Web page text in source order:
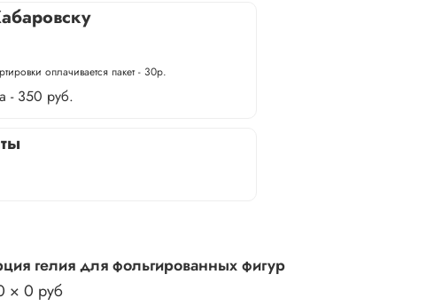
оплачивается пакет - 30р.
- 350 руб.
гелия для фольгированных фигур
× 0 руб